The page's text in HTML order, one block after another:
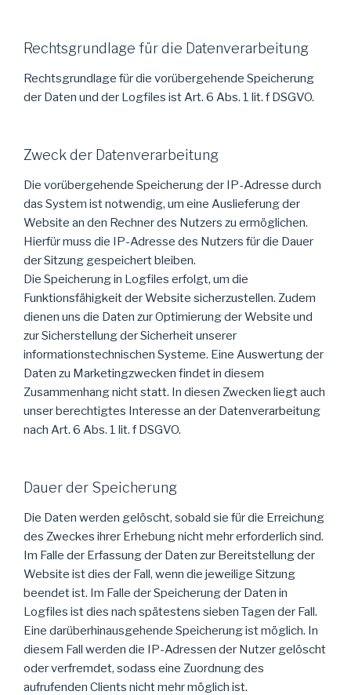
Rechtsgrundlage für die Datenverarbeitung
Rechtsgrundlage für die vorübergehende Speicherung
der Daten und der Logfiles ist Art. 6 Abs. 1 lit. f DSGVO.
Zweck der Datenverarbeitung
Die vorübergehende Speicherung der IP-Adresse durch
das System ist notwendig, um eine Auslieferung der
Website an den Rechner des Nutzers zu ermöglichen.
Hierfür muss die IP-Adresse des Nutzers für die Dauer
der Sitzung gespeichert bleiben.
Die Speicherung in Logfiles erfolgt, um die
Funktionsfähigkeit der Website sicherzustellen. Zudem
dienen uns die Daten zur Optimierung der Website und
zur Sicherstellung der Sicherheit unserer
informationstechnischen Systeme. Eine Auswertung der
Daten zu Marketingzwecken findet in diesem
Zusammenhang nicht statt. In diesen Zwecken liegt auch
unser berechtigtes Interesse an der Datenverarbeitung
nach Art. 6 Abs. 1 lit. f DSGVO.
Dauer der Speicherung
Die Daten werden gelöscht, sobald sie für die Erreichung
des Zweckes ihrer Erhebung nicht mehr erforderlich sind.
Im Falle der Erfassung der Daten zur Bereitstellung der
Website ist dies der Fall, wenn die jeweilige Sitzung
beendet ist. Im Falle der Speicherung der Daten in
Logfiles ist dies nach spätestens sieben Tagen der Fall.
Eine darüberhinausgehende Speicherung ist möglich. In
diesem Fall werden die IP-Adressen der Nutzer gelöscht
oder verfremdet, sodass eine Zuordnung des
aufrufenden Clients nicht mehr möglich ist.